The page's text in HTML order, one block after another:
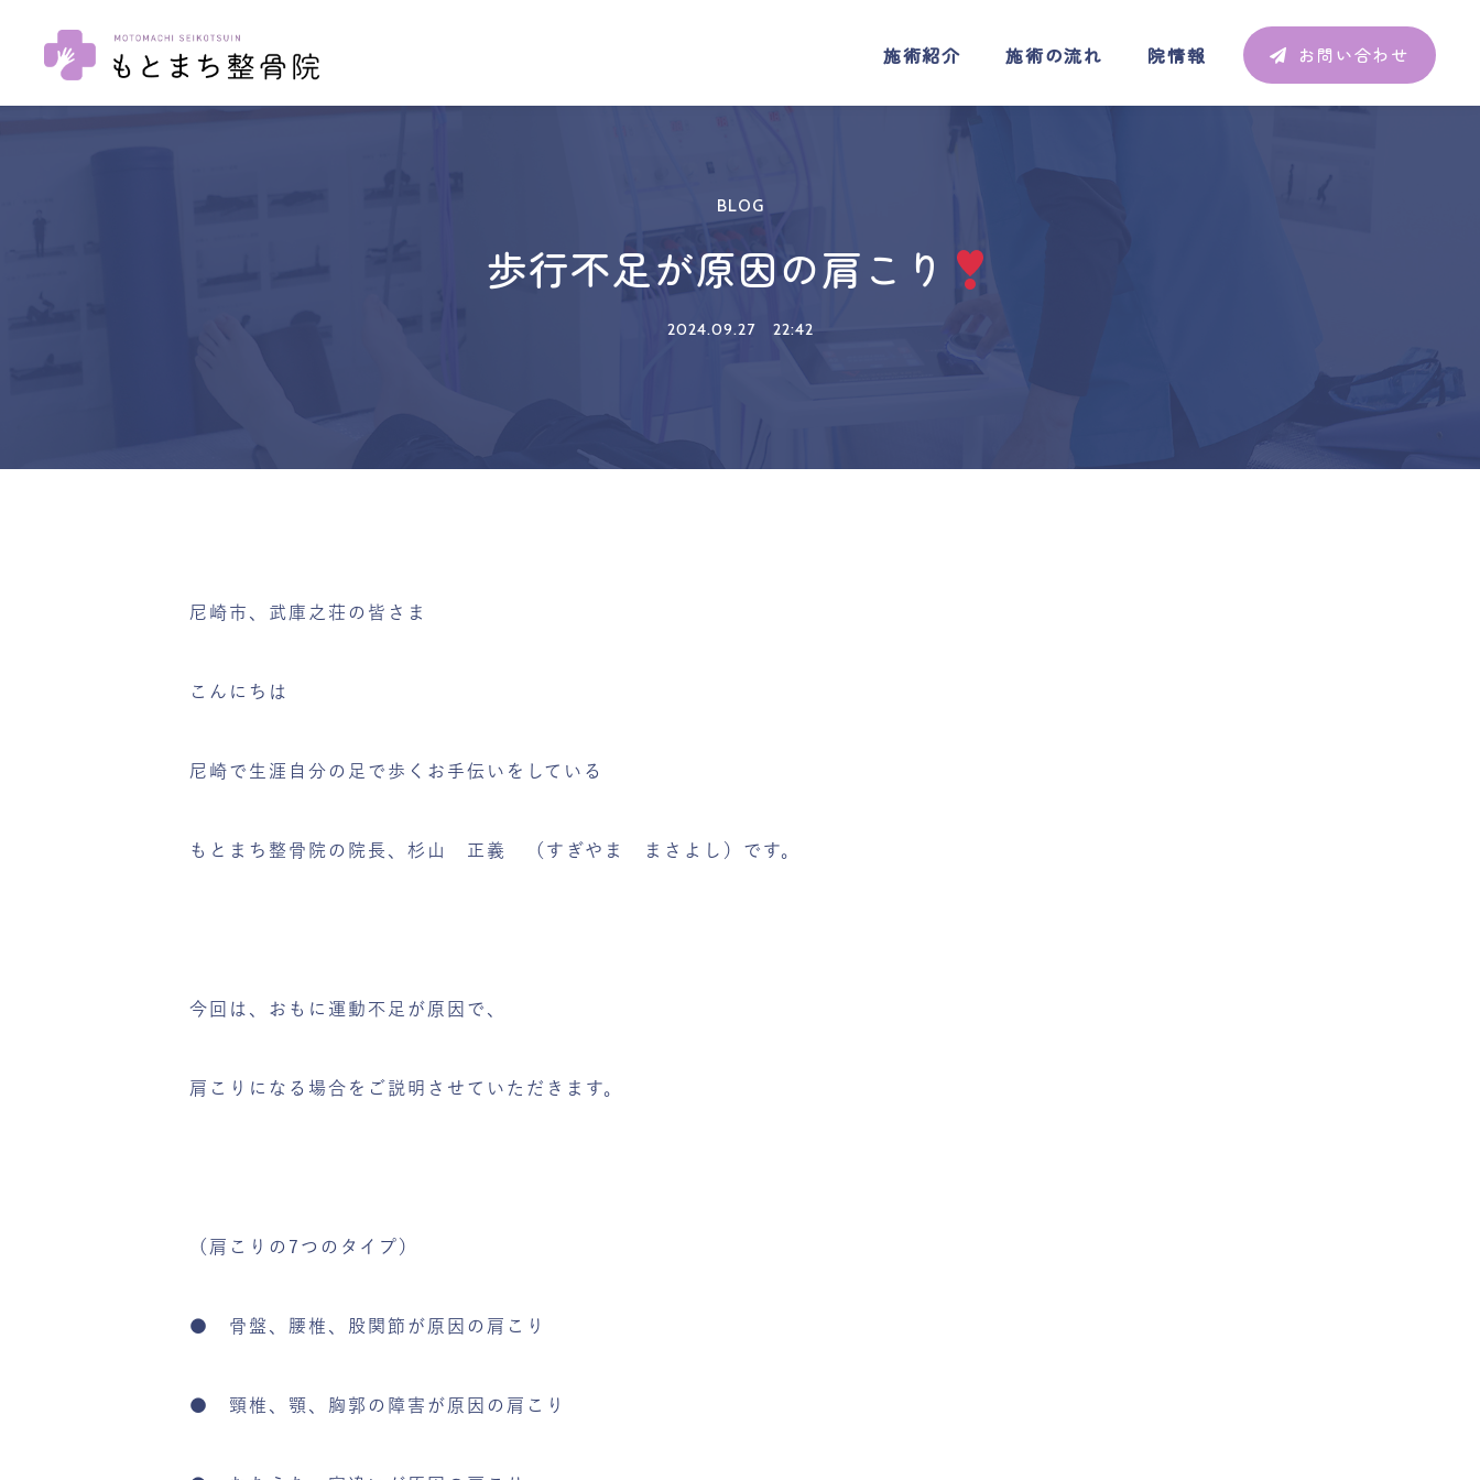
施術紹介 施術の流れ 院情報 お問い合わせ
施術紹介 施術の流れ 院情報 お問い合わせ
BLOG
歩行不足が原因の肩こり
2024.09.27 22:42
尼崎市、武庫之荘の皆さま
こんにちは
尼崎で生涯自分の足で歩くお手伝いをしている
もとまち整骨院の院長、杉山 正義 （すぎやま まさよし）です。
今回は、おもに運動不足が原因で、
肩こりになる場合をご説明させていただきます。
（肩こりの7つのタイプ）
● 骨盤、腰椎、股関節が原因の肩こり
● 頸椎、顎、胸郭の障害が原因の肩こり